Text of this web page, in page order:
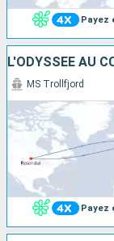
Payez
L'ODYSSÉE AU
Payez
MS Trollfjord